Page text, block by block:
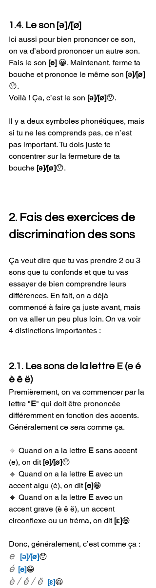
1.4. Le son [ə]/[ø]
Ici aussi pour bien prononcer ce son,
on va d’abord prononcer un autre son.
Fais le son [e] 😀. Maintenant, ferme ta
bouche et prononce le même son [ə]/[ø]
😯.
Voilà ! Ça, c’est le son [ə]/[ø]😯.
Il y a deux symboles phonétiques, mais
si tu ne les comprends pas, ce n’est
pas important. Tu dois juste te
concentrer sur la fermeture de ta
bouche [ə]/[ø]😯.
2. Fais des exercices de
discrimination des sons
Ça veut dire que tu vas prendre 2 ou 3
sons que tu confonds et que tu vas
essayer de bien comprendre leurs
différences. En fait, on a déjà
commencé à faire ça juste avant, mais
on va aller un peu plus loin. On va voir
4 distinctions importantes :
2.1. Les sons de la lettre E (e é
è ê ë)
Premièrement, on va commencer par la
lettre "E" qui doit être prononcée
différemment en fonction des accents.
Généralement ce sera comme ça.
🔹 Quand on a la lettre E sans accent
(e), on dit [ə]/[ø]😯
🔹 Quand on a la lettre E avec un
accent aigu (é), on dit [e]😁
🔹 Quand on a la lettre E avec un
accent grave (è ê ë), un accent
circonflexe ou un tréma, on dit [ɛ]😆
Donc, généralement, c’est comme ça :
e [ə]/[ø]😯
é [e]😁
è / ê / ë [ɛ]😆